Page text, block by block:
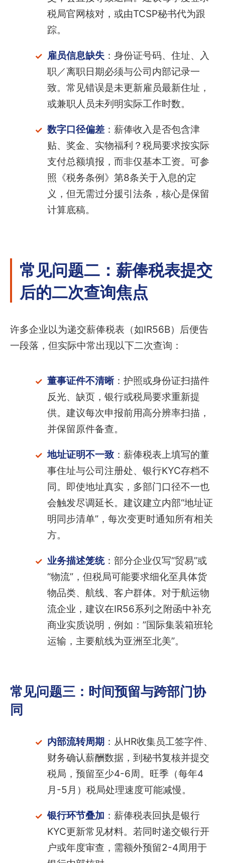
税局官网核对，或由TCSP秘书代为跟
踪。
雇员信息缺失：身份证号码、住址、入
职／离职日期必须与公司内部记录一
致。常见错误是未更新雇员最新住址，
或兼职人员未列明实际工作时数。
数字口径偏差：薪俸收入是否包含津
贴、奖金、实物福利？税局要求按实际
支付总额填报，而非仅基本工资。可参
照《税务条例》第8条关于入息的定
义，但无需过分援引法条，核心是保留
计算底稿。
常见问题二：薪俸税表提交
后的二次查询焦点
许多企业以为递交薪俸税表（如IR56B）后便告
一段落，但实际中常出现以下二次查询：
董事证件不清晰：护照或身份证扫描件
反光、缺页，银行或税局要求重新提
供。建议每次申报前用高分辨率扫描，
并保留原件备查。
地址证明不一致：薪俸税表上填写的董
事住址与公司注册处、银行KYC存档不
同。即使地址真实，多部门口径不一也
会触发尽调延长。建议建立内部“地址证
明同步清单”，每次变更时通知所有相关
方。
业务描述笼统：部分企业仅写“贸易”或
“物流”，但税局可能要求细化至具体货
物品类、航线、客户群体。对于航运物
流企业，建议在IR56系列之附函中补充
商业实质说明，例如：”国际集装箱班轮
运输，主要航线为亚洲至北美”。
常见问题三：时间预留与跨部门协
同
内部流转周期 ：从HR收集员工签字件、
财务确认薪酬数据，到秘书复核并提交
税局，预留至少4-6周。旺季（每年4
月-5月）税局处理速度可能减慢。
银行环节叠加 ：薪俸税表回执是银行
KYC更新常见材料。若同时递交银行开
户或年度审查，需额外预留2-4周用于